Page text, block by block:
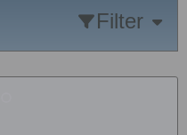
Filter